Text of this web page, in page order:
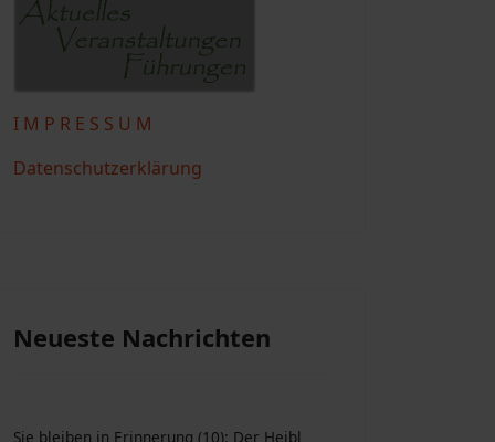
I M P R E S S U M
Datenschutzerklärung
Neueste Nachrichten
Sie bleiben in Erinnerung (10): Der Heibl